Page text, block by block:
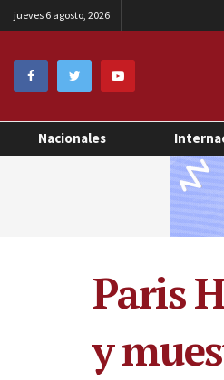
jueves 6 agosto, 2026
Nacionales
Paris
y